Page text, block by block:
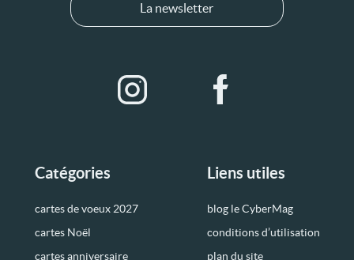
Catégories
cartes de voeux 2027
cartes Noël
cartes anniversaire
Liens utiles
blog le CyberMag
conditions d’utilisation
plan du site
La newsletter